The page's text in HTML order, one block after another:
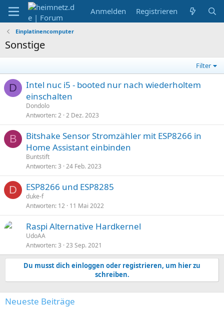
Anmelden Registrieren
Einplatinencomputer
Sonstige
Filter
D
Intel nuc i5 - booted nur nach wiederholtem
einschalten
Dondolo
Antworten 2 2 Dez. 2023
B
Bitshake Sensor Stromzähler mit ESP8266 in
Home Assistant einbinden
Buntstift
Antworten 3 24 Feb. 2023
D ESP8266 und ESP8285
duke-f
Antworten 12 11 Mai 2022
Raspi Alternative Hardkernel
UdoAA
Antworten 3 23 Sep. 2021
Du musst dich einloggen oder registrieren, um hier zu
schreiben.
Neueste Beiträge